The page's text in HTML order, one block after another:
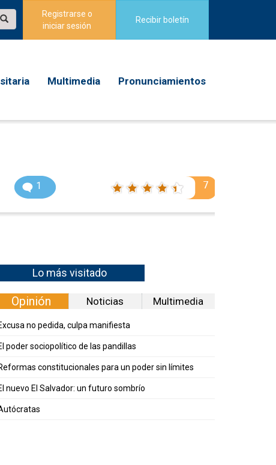
Registrarse o
iniciar sesión
Recibir boletín
Multimedia Pronunciamientos
1 7
Lo más visitado
Opinión Noticias Multimedia
no pedida, culpa manifiesta
poder sociopolítico de las pandillas
constitucionales para un poder sin límites
nuevo El Salvador: un futuro sombrío